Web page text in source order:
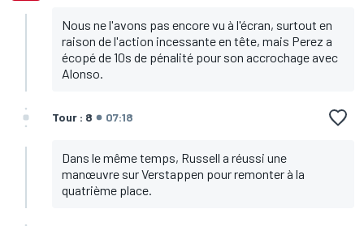
Nous ne l'avons pas encore vu à l'écran, surtout en
raison de l'action incessante en tête, mais Perez a
écopé de 10s de pénalité pour son accrochage avec
Alonso.
Tour : 8 07:18
Dans le même temps, Russell a réussi une
manœuvre sur Verstappen pour remonter à la
quatrième place.